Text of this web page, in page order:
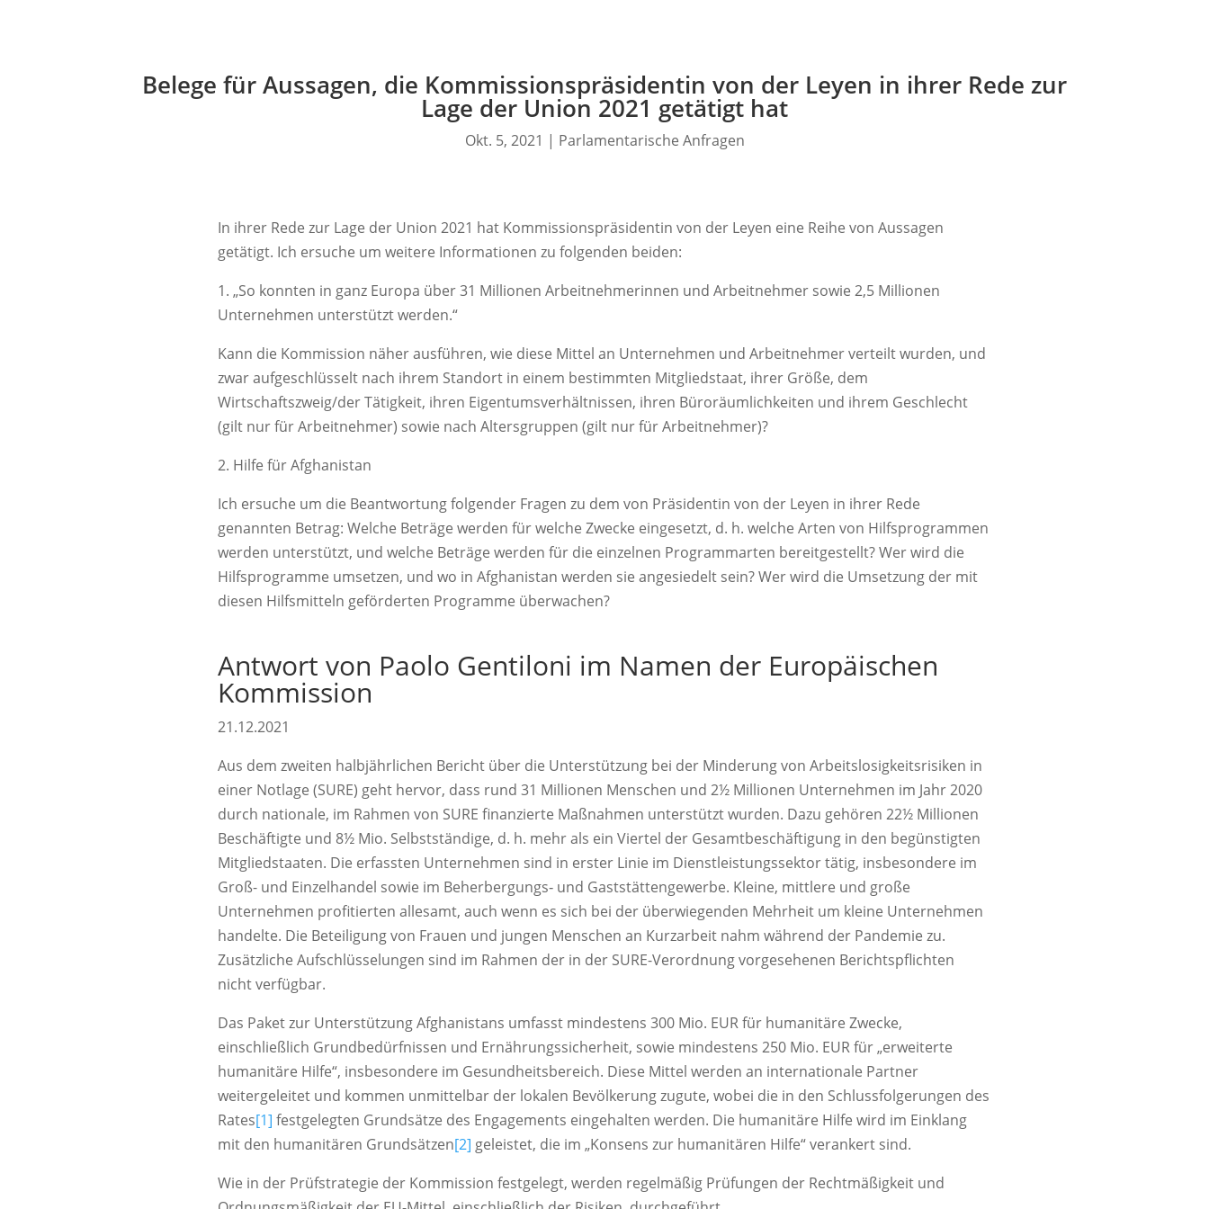
Belege für Aussagen, die Kommissionspräsidentin von der Leyen in ihrer Rede zur
Lage der Union 2021 getätigt hat
Okt. 5, 2021 | Parlamentarische Anfragen
In ihrer Rede zur Lage der Union 2021 hat Kommissionspräsidentin von der Leyen eine Reihe von Aussagen
getätigt. Ich ersuche um weitere Informationen zu folgenden beiden:
1. „So konnten in ganz Europa über 31 Millionen Arbeitnehmerinnen und Arbeitnehmer sowie 2,5 Millionen
Unternehmen unterstützt werden.“
Kann die Kommission näher ausführen, wie diese Mittel an Unternehmen und Arbeitnehmer verteilt wurden, und
zwar aufgeschlüsselt nach ihrem Standort in einem bestimmten Mitgliedstaat, ihrer Größe, dem
Wirtschaftszweig/der Tätigkeit, ihren Eigentumsverhältnissen, ihren Büroräumlichkeiten und ihrem Geschlecht
(gilt nur für Arbeitnehmer) sowie nach Altersgruppen (gilt nur für Arbeitnehmer)?
2. Hilfe für Afghanistan
Ich ersuche um die Beantwortung folgender Fragen zu dem von Präsidentin von der Leyen in ihrer Rede
genannten Betrag: Welche Beträge werden für welche Zwecke eingesetzt, d. h. welche Arten von Hilfsprogrammen
werden unterstützt, und welche Beträge werden für die einzelnen Programmarten bereitgestellt? Wer wird die
Hilfsprogramme umsetzen, und wo in Afghanistan werden sie angesiedelt sein? Wer wird die Umsetzung der mit
diesen Hilfsmitteln geförderten Programme überwachen?
Antwort von Paolo Gentiloni im Namen der Europäischen
Kommission
21.12.2021
Aus dem zweiten halbjährlichen Bericht über die Unterstützung bei der Minderung von Arbeitslosigkeitsrisiken in
einer Notlage (SURE) geht hervor, dass rund 31 Millionen Menschen und 2½ Millionen Unternehmen im Jahr 2020
durch nationale, im Rahmen von SURE finanzierte Maßnahmen unterstützt wurden. Dazu gehören 22½ Millionen
Beschäftigte und 8½ Mio. Selbstständige, d. h. mehr als ein Viertel der Gesamtbeschäftigung in den begünstigten
Mitgliedstaaten. Die erfassten Unternehmen sind in erster Linie im Dienstleistungssektor tätig, insbesondere im
Groß- und Einzelhandel sowie im Beherbergungs‐ und Gaststättengewerbe. Kleine, mittlere und große
Unternehmen profitierten allesamt, auch wenn es sich bei der überwiegenden Mehrheit um kleine Unternehmen
handelte. Die Beteiligung von Frauen und jungen Menschen an Kurzarbeit nahm während der Pandemie zu.
Zusätzliche Aufschlüsselungen sind im Rahmen der in der SURE-Verordnung vorgesehenen Berichtspflichten
nicht verfügbar.
Das Paket zur Unterstützung Afghanistans umfasst mindestens 300 Mio. EUR für humanitäre Zwecke,
einschließlich Grundbedürfnissen und Ernährungssicherheit, sowie mindestens 250 Mio. EUR für „erweiterte
humanitäre Hilfe“, insbesondere im Gesundheitsbereich. Diese Mittel werden an internationale Partner
weitergeleitet und kommen unmittelbar der lokalen Bevölkerung zugute, wobei die in den Schlussfolgerungen des
Rates[1] festgelegten Grundsätze des Engagements eingehalten werden. Die humanitäre Hilfe wird im Einklang
mit den humanitären Grundsätzen[2] geleistet, die im „Konsens zur humanitären Hilfe“ verankert sind.
Wie in der Prüfstrategie der Kommission festgelegt, werden regelmäßig Prüfungen der Rechtmäßigkeit und